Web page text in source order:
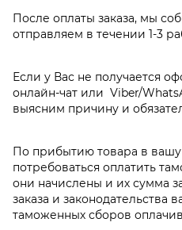
После оплаты заказа, мы
отправляем в течении 1-3
Если у Вас не получается
онлайн-чат или Viber/
выясним причину и
По прибытию товара в
потребоваться оплатить
они начислены и их сумма
заказа и законодательства
таможенных сборов